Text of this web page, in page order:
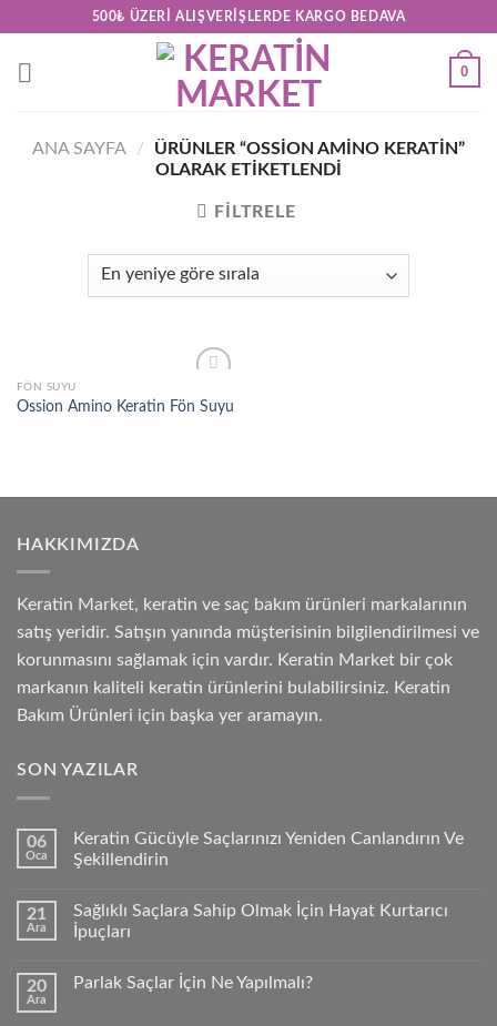
content
500₺ ÜZERI ALIŞVERIŞLERDE KARGO BEDAVA
0
ANA SAYFA /
ÜRÜNLER “OSSION AMINO KERATIN”
OLARAK ETIKETLENDI
FILTRELE
Add to
wishlist
FÖN SUYU
Ossion Amino Keratin Fön Suyu
HAKKIMIZDA
Keratin Market, keratin ve saç bakım ürünleri markalarının
satış yeridir. Satışın yanında müşterisinin bilgilendirilmesi ve
korunmasını sağlamak için vardır. Keratin Market bir çok
markanın kaliteli keratin ürünlerini bulabilirsiniz. Keratin
Bakım Ürünleri için başka yer aramayın.
SON YAZILAR
06
Oca
Keratin Gücüyle Saçlarınızı Yeniden Canlandırın Ve
Şekillendirin
21
Ara
Sağlıklı Saçlara Sahip Olmak İçin Hayat Kurtarıcı
İpuçları
20
Ara
Parlak Saçlar İçin Ne Yapılmalı?